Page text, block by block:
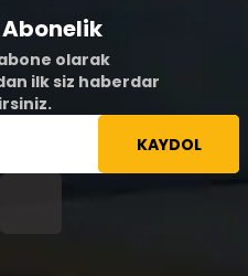
olarak
ilk siz haberdar
KAYDOL